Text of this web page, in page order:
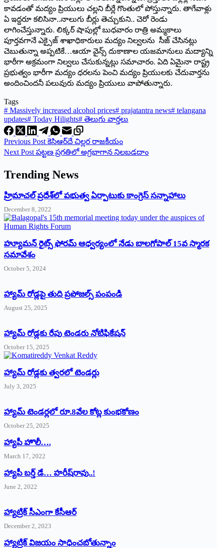
‌కావడంతో మద్యం ప్రియులు చల్లని బీర్లే గొంతులో పోస్తున్నారు. తాగేవాళ్లు
ఏ ఇద్దరూ కలిసినా..నాలుగు బీర్లు తెచ్చుకుని.. చెరో రెండు
లాగించేస్తున్నారు. లిక్కర్‌ ‌షాపుల్లో బుధవారం రాత్రి అమ్మకాలు
పూర్తవగానే ఎక్సైజ్‌ ‌శాఖాధికారులు మద్యం నిల్వలను సీజ్‌ ‌చేసినట్లు
చెబుతున్నా అప్పటికే…ఆయా వైన్స్ ‌దుకాణాల యజమానులు మద్యాన్ని
భారీగా అక్రమంగా నిల్వలు చేసుకున్నట్లు సమాచారం. ఏది ఏమైనా రాష్ట్ర
ప్రభుత్వం భారీగా మద్యం ధరలను పెంచి మద్యం ప్రియులకు చేదువార్తను
అందించిందనీ పలువురు మద్యం ప్రియులు వాపోతున్నారు.
Tags
# Massively increased alcohol prices# prajatantra news# telangana
updates# Today Hilights# తెలుగు వార్తలు
Previous Post కెసిఆర్‌దే చిల్లర రాజకీయం
Next Post పట్టణ ప్రగతిలో అగ్రభాగాన నిలబడదాం
Trending News
‌హ్రిమాచల్‌ ‌ప్రదేశ్‌లో పభుత్వ ఏర్పాటుకు కాంగ్రెస్‌ ‌సన్నాహాలు
December 8, 2022
హ్యూమన్‌ రైట్స్‌ ఫోరమ్‌ ఆధ్వర్యంలో నేడు బాలగోపాల్‌ 15వ స్మారక
సమావేశం
October 5, 2024
హ్యామ్‌ రోడ్లపై తుది ప్రపోజల్స్‌ పంపండి
August 25, 2025
హ్యామ్‌ రోడ్లకు రేపు టెండరు నోటిఫికేషన్‌
October 15, 2025
హ్యామ్‌ రోడ్లకు త్వరలో టెండర్లు
July 3, 2025
హ్యామ్‌ ‌టెండర్లలో రూ.8వేల కోట్ల కుంభకోణం
October 25, 2025
హ్యాపీ హొలీ….
March 17, 2022
హ్యాపీ బర్త్ ‌డే… హరీష్‌రావు..!
June 2, 2022
హ్యాట్రిక్‌ ‌సీఎంగా కేసీఆర్‌
December 2, 2023
హ్యాట్రిక్‌ విజయం సాధించబోతున్నాం